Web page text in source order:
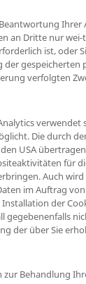
an Dritte nur
ist, oder
verfolgten
verwendet
Die durch
USA
für
Auch
im Auftrag
der
gegebenenfalls
der über Sie
Behandlung